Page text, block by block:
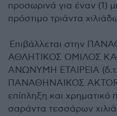
προσωρινά για έναν (1)
πρόστιμο τριάντα
Επιβάλλεται στην
ΑΘΛΗΤΙΚΟΣ ΟΜΙΛΟΣ
ΑΝΩΝΥΜΗ ΕΤΑΙΡΕΙΑ
ΠΑΝΑΘΗΝΑΙΚΟΣ
επίπληξη και χρηματικό
σαράντα τεσσάρων